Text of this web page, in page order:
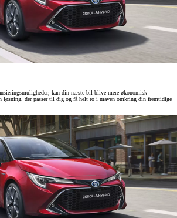
kan din næste bil blive mere økonomisk
løsning, der passer til dig og få helt ro i maven omkring din fremtidige